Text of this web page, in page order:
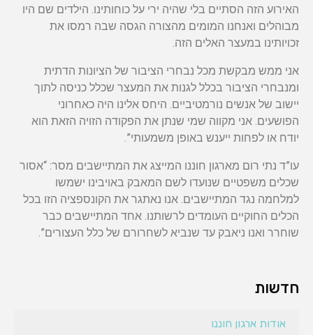
חדשות
אודות ארגון חוננו
האירוע הזה הסתיים בלי שהיה ירי על כוחותינו. הילדים שם היו
מבוהלים ואנחנו המומים מהצורה הגסה שבה רמסו את
זכויותינו במעצר האלים הזה.
אני ממש מבקשת מכל נבחרי הציבור של הציונות הדתית
ומנבחרי הציבור בכלל לגנות את המעצר שכלל כניסה לתוך
יישוב של אנשים נורמטיביים. היחס אלינו היה כאחרוני
הפושעים. אני מקווה שמי שנתן את הפקודה הזויה הזאת הוא
יודח או לפחות ייענש באופן משמעותי”.
עו”ד נתי רום מארגון חוננו המייצג את המתיישבים מסר: “אסור
שכלים משפטיים שנועדו לשם המאבק באויבינו ישמשו
למלחמה נגד המתיישבים. אנו נאתגר את הקונספציה הזו בכל
הכלים החוקיים העומדים לרשותנו. אחד המתיישבים כבר
שוחרר ואנו ניאבק עד שנביא לשחרורם של כלל העצורים”.